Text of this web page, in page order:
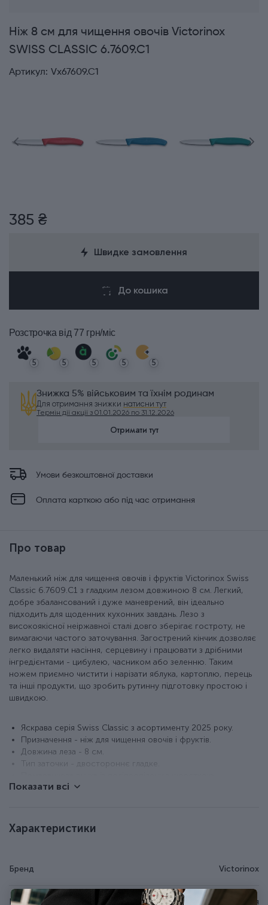
Ніж 8 см для чищення овочів Victorinox
SWISS CLASSIC 6.7609.C1
Артикул: Vx67609.C1
385 ₴
Швидке замовлення
До кошика
Розстрочка від 77 грн/міс
5 5 5 5 5
Знижка 5% військовим та їхнім родинам
Для отримання знижки натисни тут
Термін дії акції з 01.01.2026 по 31.12.2026
Отримати тут
Умови безкоштовної доставки
Оплата карткою або під час отримання
Про товар
Маленький ніж для чищення овочів і фруктів Victorinox Swiss
Classic 6.7609.C1 з гладким лезом довжиною 8 см. Легкий,
добре збалансований і дуже маневрений, він ідеально
підходить для щоденних кухонних завдань. Лезо з
високоякісної неіржавної сталі довго зберігає гостроту, не
вимагаючи частого заточування. Загострений кінчик дозволяє
легко видаляти насіння, серцевину і працювати з дрібними
інгредієнтами - цибулею, часником або зеленню. Таким
ножем приємно чистити і нарізати яблука, картоплю, перець
та інші продукти, що зробить рутинну підготовку простою і
швидкою.
Яскрава серія Swiss Classic з асортименту 2025 року.
Призначення - ніж для чищення овочів і фруктів.
Довжина леза - 8 см.
Тип заточки - двостороннє гладке.
поверхнею (не ковзає).
Модель представлена в декількох кольорових варіантах, а
Показати всі
Характеристики
Бренд Victorinox
Країна походження Швейцарія